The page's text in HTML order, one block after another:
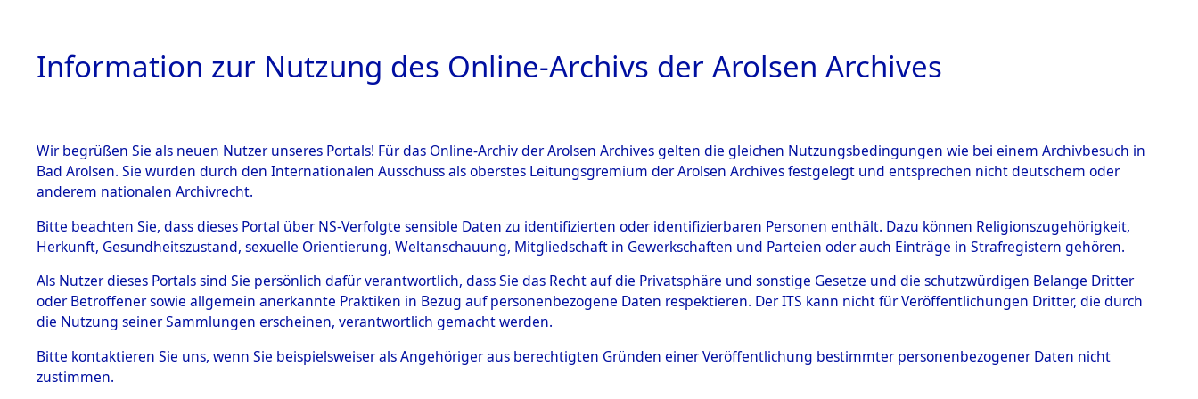
HOME BESTANDSBESCHREIBUNG ARCHIVALE ÜBERSICHT BILD
BESTÄNDE
Inhaftierungsdoku
mente
5. Verschiedenes
Todesmärsche
5.3.1 Alliierte
Ermittlungen zu den Orten Fahls - Geltendorf→0001 (84597882)
→0076 (84597959)
0076 (84597959)
Information zur Nutzung des Online-Archivs der Arolsen Archives
Wir begrüßen Sie als neuen Nutzer unseres Portals! Für das Online-Archiv der Arolsen Archives gelten die gleichen Nutzungsbedingungen wie bei einem Archivbesuch in
Bad Arolsen. Sie wurden durch den Internationalen Ausschuss als oberstes Leitungsgremium der Arolsen Archives festgelegt und entsprechen nicht deutschem oder
anderem nationalen Archivrecht.
Bitte beachten Sie, dass dieses Portal über NS-Verfolgte sensible Daten zu identifizierten oder identifizierbaren Personen enthält. Dazu können Religionszugehörigkeit,
Herkunft, Gesundheitszustand, sexuelle Orientierung, Weltanschauung, Mitgliedschaft in Gewerkschaften und Parteien oder auch Einträge in Strafregistern gehören.
Als Nutzer dieses Portals sind Sie persönlich dafür verantwortlich, dass Sie das Recht auf die Privatsphäre und sonstige Gesetze und die schutzwürdigen Belange Dritter
oder Betroffener sowie allgemein anerkannte Praktiken in Bezug auf personenbezogene Daten respektieren. Der ITS kann nicht für Veröffentlichungen Dritter, die durch
die Nutzung seiner Sammlungen erscheinen, verantwortlich gemacht werden.
Bitte kontaktieren Sie uns, wenn Sie beispielsweiser als Angehöriger aus berechtigten Gründen einer Veröffentlichung bestimmter personenbezogener Daten nicht
zustimmen.